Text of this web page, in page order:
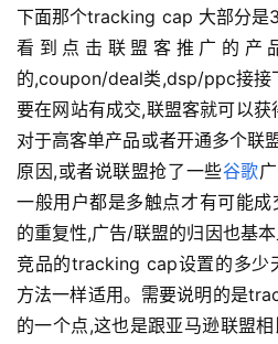
下面那个tracking cap 大部分是
看到点击联盟客推广的产
的,coupon/deal类,dsp/ppc接接
要在网站有成交,联盟客就可以
对于高客单产品或者开通多个联
原因,或者说联盟抢了一些谷歌
一般用户都是多触点才有可能
的重复性,广告/联盟的归因也基
竞品的tracking cap设置的多少
方法一样适用。需要说明的是
的一个点,这也是跟亚马逊联盟